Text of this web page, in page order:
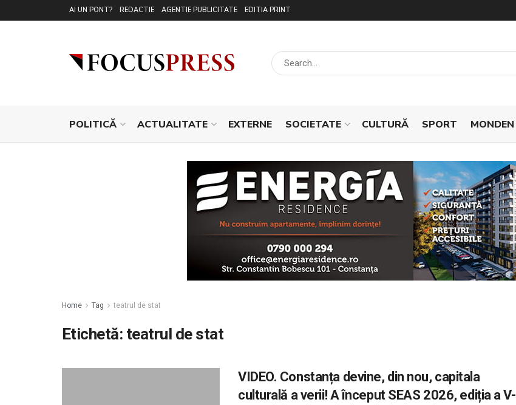
AI UN PONT? REDACTIE AGENTIE PUBLICITATE EDITIA PRINT
POLITICĂ ACTUALITATE EXTERNE SOCIETATE CULTURĂ SPORT MONDEN
Home Tag teatrul de stat
Etichetă: teatrul de stat
VIDEO. Constanța devine, din nou, capitala
culturală a verii! A început SEAS 2026, ediția a V-